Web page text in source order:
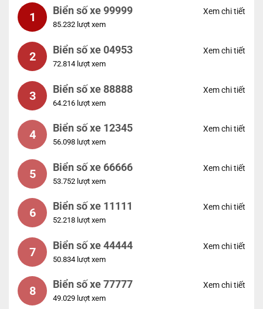
1 Biển số xe 99999
85.232 lượt xem
Xem chi tiết
2 Biển số xe 04953
72.814 lượt xem
Xem chi tiết
3 Biển số xe 88888
64.216 lượt xem
Xem chi tiết
4 Biển số xe 12345
56.098 lượt xem
Xem chi tiết
5 Biển số xe 66666
53.752 lượt xem
Xem chi tiết
6 Biển số xe 11111
52.218 lượt xem
Xem chi tiết
7 Biển số xe 44444
50.834 lượt xem
Xem chi tiết
8 Biển số xe 77777
49.029 lượt xem
Xem chi tiết